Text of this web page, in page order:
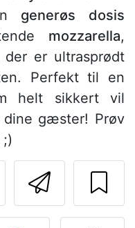
generøs dosis
mozzarella,
er ultrasprødt
Perfekt til en
helt sikkert vil
gæster! Prøv
Send
Udskriv
spørgsmål
af denne